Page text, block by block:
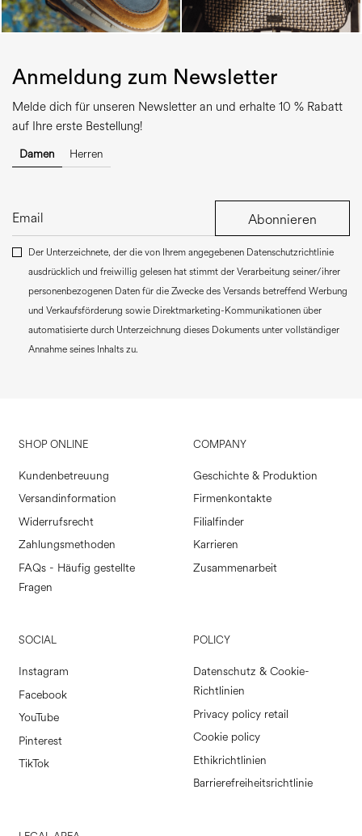
Anmeldung zum Newsletter
Melde dich für unseren Newsletter an und erhalte 10 % Rabatt
auf Ihre erste Bestellung!
Damen Herren
Abonnieren
Der Unterzeichnete, der die von Ihrem angegebenen Datenschutzrichtlinie
ausdrücklich und freiwillig gelesen hat stimmt der Verarbeitung seiner/ihrer
personenbezogenen Daten für die Zwecke des Versands betreffend Werbung
und Verkaufsförderung sowie Direktmarketing-Kommunikationen über
automatisierte durch Unterzeichnung dieses Dokuments unter vollständiger
Annahme seines Inhalts zu.
SHOP ONLINE
Kundenbetreuung
Versandinformation
Widerrufsrecht
Zahlungsmethoden
FAQs - Häufig gestellte
Fragen
COMPANY
Geschichte & Produktion
Firmenkontakte
Filialfinder
Karrieren
Zusammenarbeit
SOCIAL
Instagram
Facebook
YouTube
Pinterest
TikTok
POLICY
Datenschutz & Cookie-
Richtlinien
Privacy policy retail
Cookie policy
Ethikrichtlinien
Barrierefreiheitsrichtlinie